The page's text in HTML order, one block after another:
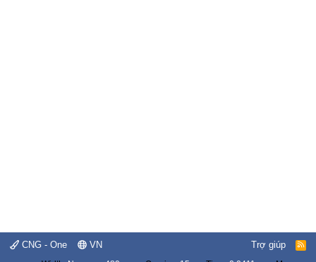
CNG - One VN Trợ giúp
R